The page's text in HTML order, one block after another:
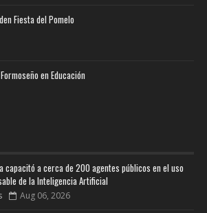
Fiesta del Pomelo
en Educación
capacitó a cerca de 200 agentes públicos en el uso
de la Inteligencia Artificial
Aug 06, 2026